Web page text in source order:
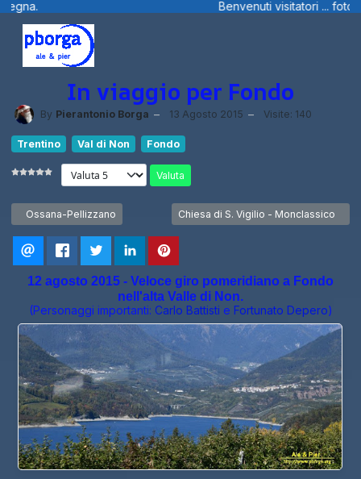
Benvenuti visitatori ... fotografie, filmini e ... dal
In viaggio per Fondo
By Pierantonio Borga 13 Agosto 2015 Visite: 140
Trentino Val di Non Fondo
Valuta
Articolo precedente: Ossana-Pellizzano
Ossana-Pellizzano Articolo successivo: Chiesa di S.
Chiesa di S. Vigilio - Monclassico
12 agosto 2015 - Veloce giro pomeridiano a Fondo
nell'alta Valle di Non.
(Personaggi importanti: Carlo Battisti e Fortunato Depero)